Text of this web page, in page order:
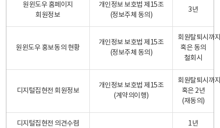
원윈도우 홈페이지
회원정보
개인정보 보호법 제15조
(정보주체 동의)
3년
원윈도우 홍보동의 현황
개인정보 보호법 제15조
(정보주체 동의)
회원탈퇴시까
혹은 동의
철회시
디지털집현전 회원정보
개인정보 보호법 제15조
(계약의이행)
회원탈퇴시까
혹은 2년
(재동의)
디지털집현전 의견수렴 1년